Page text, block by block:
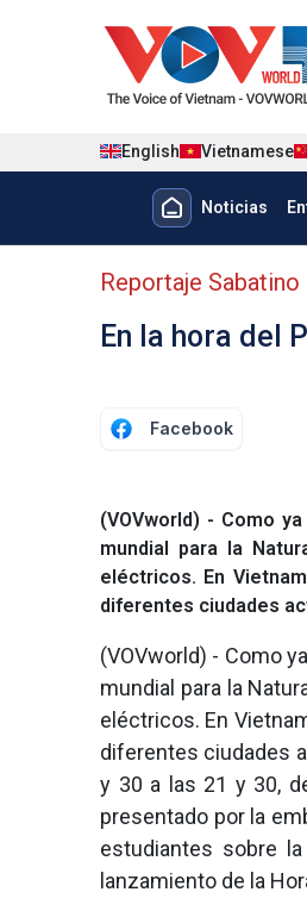
English Vietnamese
Menu trang chủ
Noticias
Menu phụ tiếng
Reportaje Sabatino
En la hora del
Facebook
(VOVworld) - Como
mundial para la
eléctricos. En
diferentes ciudades
(VOVworld) - Como
mundial para la
eléctricos. En
diferentes ciudades
y 30 a las 21 y 30,
presentado por la
estudiantes sobre
lanzamiento de la